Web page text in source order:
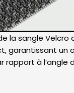
la sangle Velcro
garantissant un
rapport à l’angle